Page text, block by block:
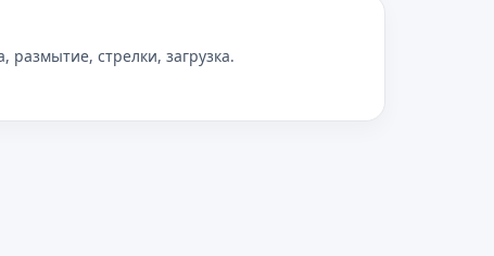
стрелки, загрузка.